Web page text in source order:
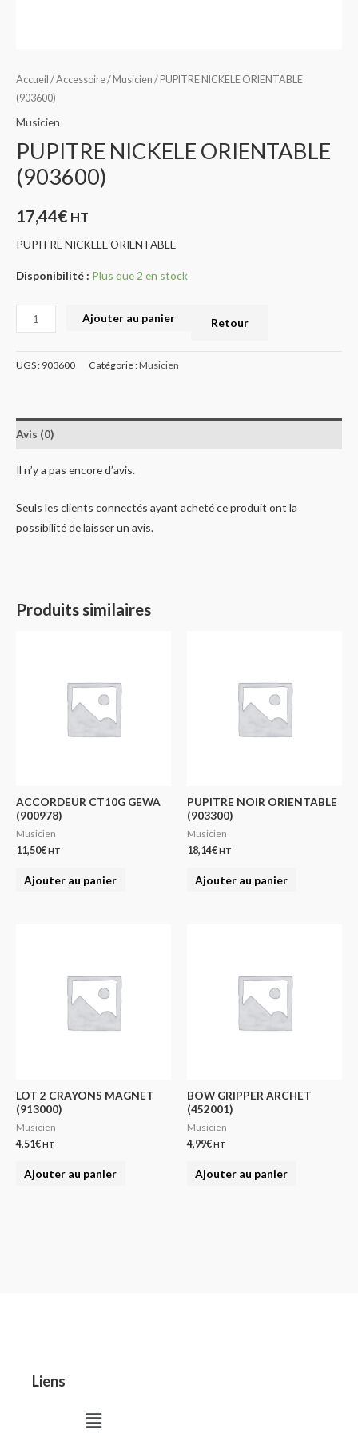
Accueil /Accessoire/ Musicien / PUPITRE NICKELE ORIENTABLE
(903600)
Musicien
PUPITRE NICKELE ORIENTABLE
(903600)
17,44€ HT
PUPITRE NICKELE ORIENTABLE
Disponibilité : Plus que 2 en stock
Ajouter au panier Retour
UGS : 903600 Catégorie :Musicien
Avis (0)
Il n’y a pas encore d’avis.
Seuls les clients connectés ayant acheté ce produit ont la
possibilité de laisser un avis.
Produits similaires
ACCORDEUR CT10G GEWA
(900978)
Musicien
11,50€HT
Ajouter au panier
PUPITRE NOIR ORIENTABLE
(903300)
Musicien
18,14€HT
Ajouter au panier
LOT 2 CRAYONS MAGNET
(913000)
Musicien
4,51€HT
Ajouter au panier
BOW GRIPPER ARCHET
(452001)
Musicien
4,99€HT
Ajouter au panier
Liens
Menu